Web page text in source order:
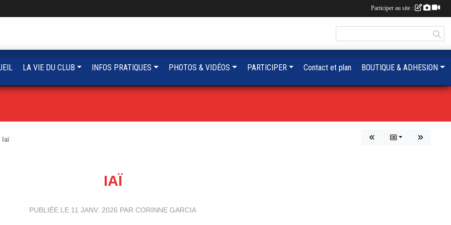
Iaï
IAÏ
PUBLIÉE LE 11 JANV. 2026 PAR CORINNE GARCIA
LA VIE DU CLUB INFOS PRATIQUES PHOTOS & VIDÉOS PARTICIPER Contact et plan BOUTIQUE & ADHESION
Participer au site :